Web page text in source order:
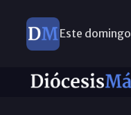
Este